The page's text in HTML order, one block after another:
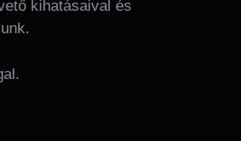
kihatásaival és